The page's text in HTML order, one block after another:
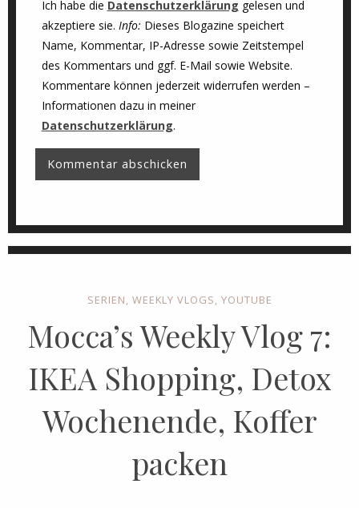
Ich habe die Datenschutzerklärung gelesen und
akzeptiere sie. Info: Dieses Blogazine speichert
Name, Kommentar, IP-Adresse sowie Zeitstempel
des Kommentars und ggf. E-Mail sowie Website.
Kommentare können jederzeit widerrufen werden –
Informationen dazu in meiner
Datenschutzerklärung.
SERIEN, WEEKLY VLOGS, YOUTUBE
Mocca’s Weekly Vlog 7:
IKEA Shopping, Detox
Wochenende, Koffer
packen